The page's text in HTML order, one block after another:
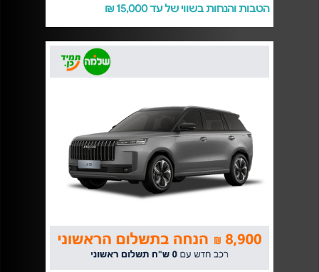
הטבות והנחות בשווי של עד 15,000 ₪